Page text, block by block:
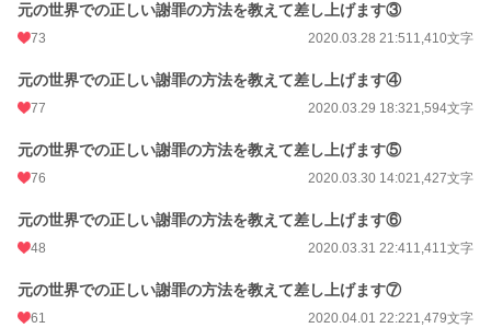
元の世界での正しい謝罪の方法を教えて差し上げます③
73 2020.03.28 21:511,410文字
元の世界での正しい謝罪の方法を教えて差し上げます④
77 2020.03.29 18:321,594文字
元の世界での正しい謝罪の方法を教えて差し上げます⑤
76 2020.03.30 14:021,427文字
元の世界での正しい謝罪の方法を教えて差し上げます⑥
48 2020.03.31 22:411,411文字
元の世界での正しい謝罪の方法を教えて差し上げます⑦
61 2020.04.01 22:221,479文字